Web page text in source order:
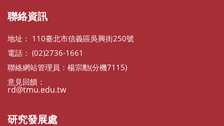
聯絡資訊
地址： 110臺北市信義區吳興街250號
電話： (02)2736-1661
聯絡網站管理員：楊宗勳(分機7115)
意見回饋：
rd@tmu.edu.tw
研究發展處